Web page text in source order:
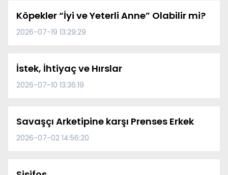
Köpekler “İyi ve Yeterli Anne” Olabilir mi?
2026-07-19 13:29:29
İstek, İhtiyaç ve Hırslar
2026-07-10 13:36:19
Savaşçı Arketipine karşı Prenses Erkek
2026-07-02 14:56:20